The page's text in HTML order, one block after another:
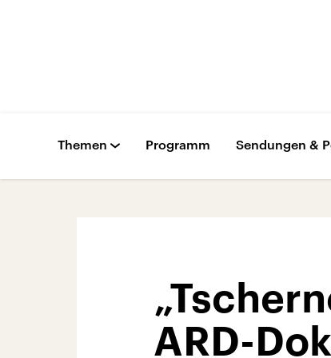
Themen Programm Sendungen &
ARD-